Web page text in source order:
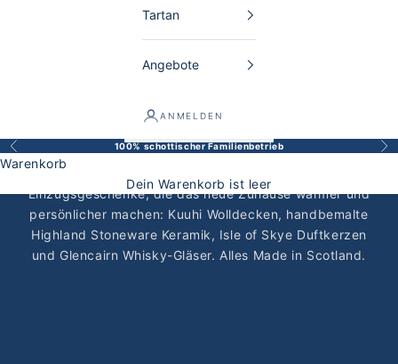
Tartan
Angebote
ANMELDEN
Zurück 100% schottischer Familienbetrieb Vor
Warenkorb
Dein Warenkorb ist leer
Schottische Einzugsgeschenke |
Wolldecken, Kerzen & Keramik
Einzugsgeschenke, die das neue Zuhause wärmer und
persönlicher machen: Kuuhi Wolldecken, handbemalte
Highland Stoneware Keramik, Isle of Skye Duftkerzen
und Glencairn Whisky-Gläser. Alles Made in Scotland.